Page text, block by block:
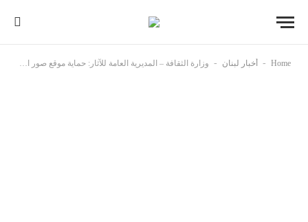
Home
- أخبار لبنان - وزارة الثقافة – المديرية العامة للآثار: حماية موقع صور الأثري مسؤولية جماعية يفرضها القانون الدولي والاتفاقيات الخاصة بحماية التراث الثقافي